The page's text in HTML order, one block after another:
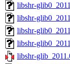
libshr-
libshr-
libshr-
libshr-
libshr-